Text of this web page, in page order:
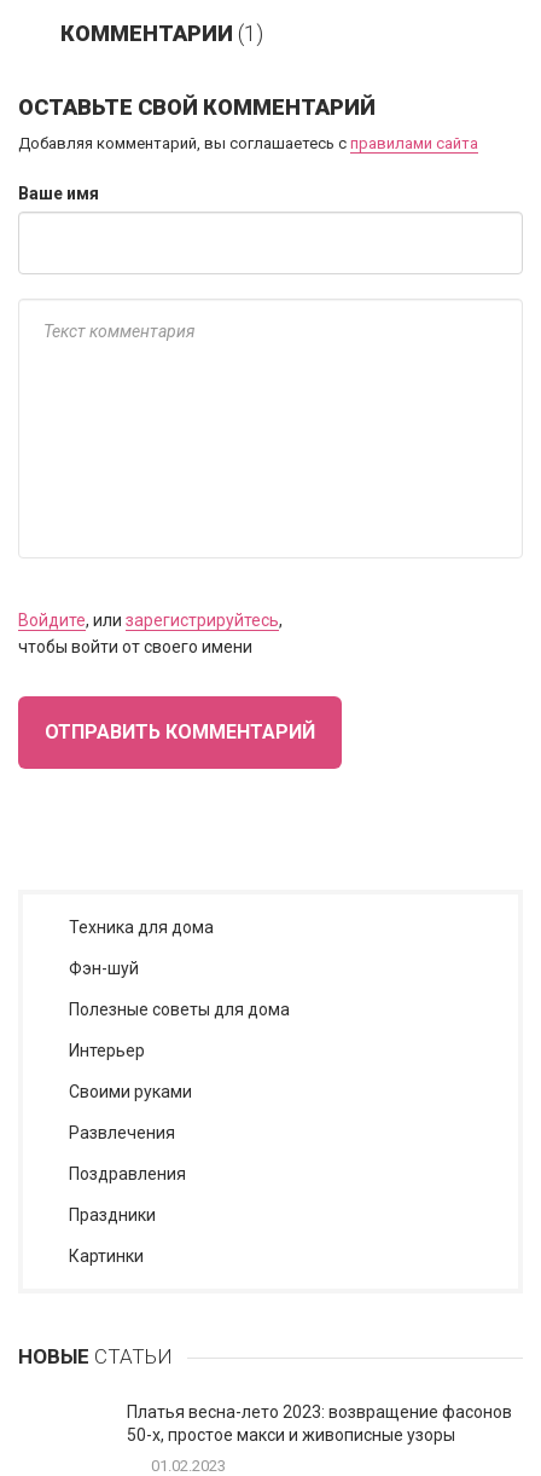
КОММЕНТАРИИ (1)
ОСТАВЬТЕ СВОЙ КОММЕНТАРИЙ
Добавляя комментарий, вы соглашаетесь с правилами сайта
Ваше имя
Войдите, или зарегистрируйтесь,
чтобы войти от своего имени
ОТПРАВИТЬ КОММЕНТАРИЙ
Техника для дома
Фэн-шуй
Полезные советы для дома
Интерьер
Своими руками
Развлечения
Поздравления
Праздники
Картинки
НОВЫЕ СТАТЬИ
Платья весна-лето 2023: возвращение фасонов
50-х, простое макси и живописные узоры
01.02.2023